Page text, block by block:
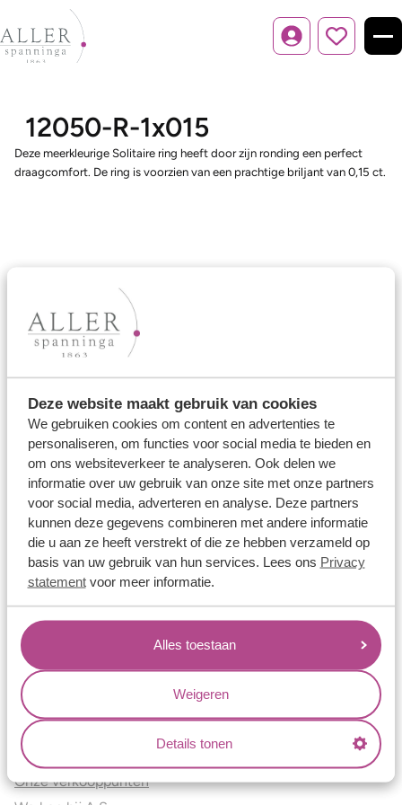
Deze website maakt gebruik van cookies
We gebruiken cookies om content en advertenties te
personaliseren, om functies voor social media te bieden en
om ons websiteverkeer te analyseren. Ook delen we
informatie over uw gebruik van onze site met onze partners
voor social media, adverteren en analyse. Deze partners
kunnen deze gegevens combineren met andere informatie
die u aan ze heeft verstrekt of die ze hebben verzameld op
basis van uw gebruik van hun services. Lees ons Privacy
statementvoor meer informatie.
Alles toestaan
Weigeren
Details tonen
Inloggen
12050-R-1x015
Deze meerkleurige Solitaire ring heeft door zijn ronding een perfect
draagcomfort. De ring is voorzien van een prachtige briljant van 0,15 ct.
Ons aanbod
Trouwringen
Memoireringen
Verlovingsringen
Vriendschapsringen
Over ons
Aller Spanninga
Historie
Certificaten
Blogs
Jouw voordelen
Conflictvrije Materialen
Oneindig veel mogelijkheden
Kwaliteit
Juweliers & Contact
Onze verkooppunten